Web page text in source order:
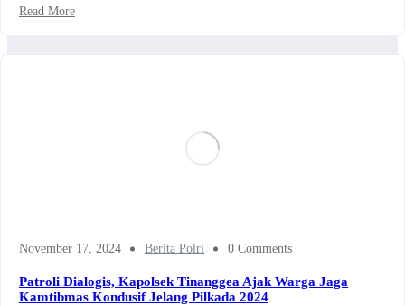
Read More
November 17, 2024 Berita Polri 0 Comments
Patroli Dialogis, Kapolsek Tinanggea Ajak Warga Jaga
Kamtibmas Kondusif Jelang Pilkada 2024